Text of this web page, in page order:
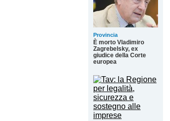
Provincia
È morto Vladimiro
Zagrebelsky, ex
giudice della Corte
europea